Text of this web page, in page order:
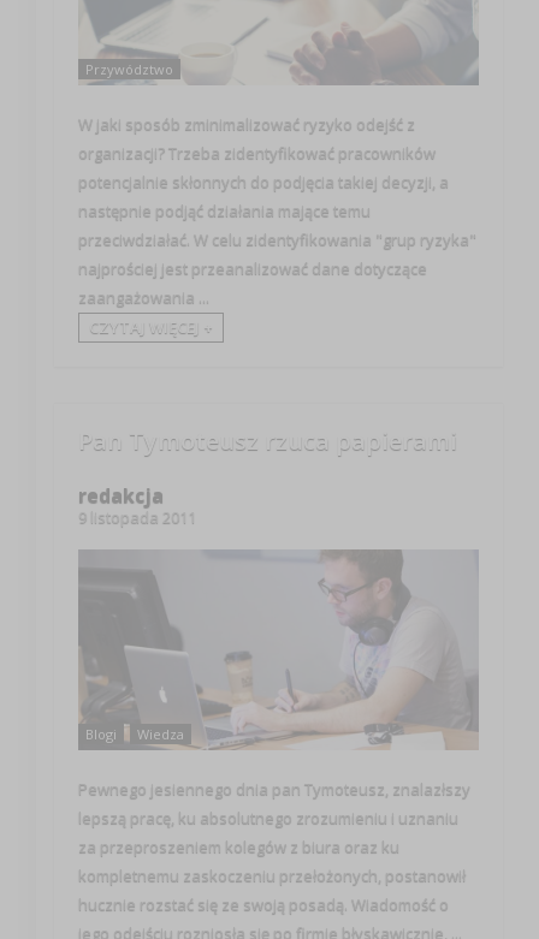
Przywództwo
W jaki sposób zminimalizować ryzyko odejść z
organizacji? Trzeba zidentyfikować pracowników
potencjalnie skłonnych do podjęcia takiej decyzji, a
następnie podjąć działania mające temu
przeciwdziałać. W celu zidentyfikowania "grup ryzyka"
najprościej jest przeanalizować dane dotyczące
zaangażowania ...
CZYTAJ WIĘCEJ +
Pan Tymoteusz rzuca papierami
redakcja
9 listopada 2011
Blogi Wiedza
Pewnego jesiennego dnia pan Tymoteusz, znalazłszy
lepszą pracę, ku absolutnego zrozumieniu i uznaniu
za przeproszeniem kolegów z biura oraz ku
kompletnemu zaskoczeniu przełożonych, postanowił
hucznie rozstać się ze swoją posadą. Wiadomość o
jego odejściu rozniosła się po firmie błyskawicznie, ...